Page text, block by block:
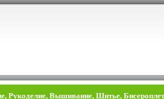
Рукоделие, Вышивание, Шитье,